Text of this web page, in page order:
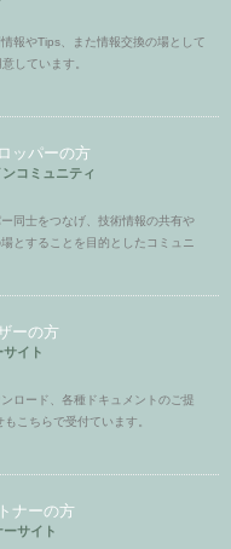
報やTips、また情報交換の場として
しています。
ッパーの方
コミュニティ
同士をつなげ、技術情報の共有や
とすることを目的としたコミュニ
ーの方
イト
ロード、各種ドキュメントのご提
こちらで受付ています。
ナーの方
サイト